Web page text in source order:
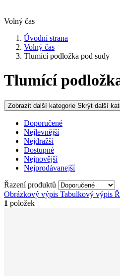
Volný čas
Úvodní strana
Volný čas
Tlumící podložka pod sudy
Tlumící
Zobrazit další kategorie Skrýt další
Doporučené
Nejlevnější
Nejdražší
Dostupné
Nejnovější
Nejprodávanejší
Řazení produktů
Obrázkový výpis Tabulkový výpis
1 položek